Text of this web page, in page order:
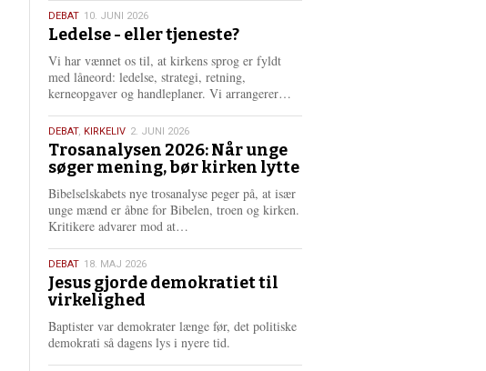
s
e
r
e
10.
juni
2026
DEBAT 10. JUNI 2026
Ledelse - eller tjeneste?
Vi har vænnet os til, at kirkens sprog er fyldt
med låneord: ledelse, strategi, retning,
kerneopgaver og handleplaner. Vi arrangerer…
r
e
2.
juni
2026
DEBAT, KIRKELIV 2. JUNI 2026
Trosanalysen 2026: Når unge
søger mening, bør kirken lytte
Bibelselskabets nye trosanalyse peger på, at især
unge mænd er åbne for Bibelen, troen og kirken.
Kritikere advarer mod at…
e
e
18.
maj
2026
DEBAT 18. MAJ 2026
Jesus gjorde demokratiet til
virkelighed
Baptister var demokrater længe før, det politiske
demokrati så dagens lys i nyere tid.